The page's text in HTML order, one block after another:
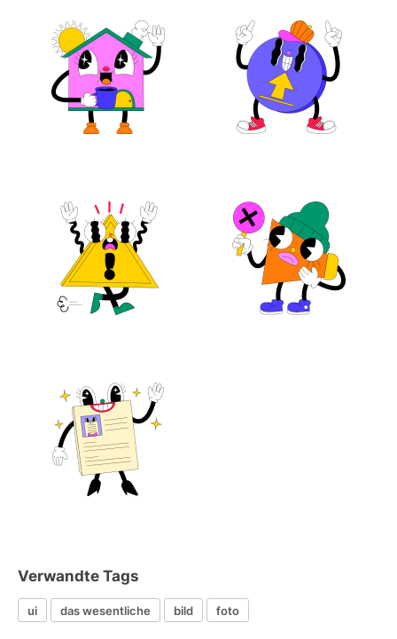
Verwandte Tags
ui das wesentliche bild foto